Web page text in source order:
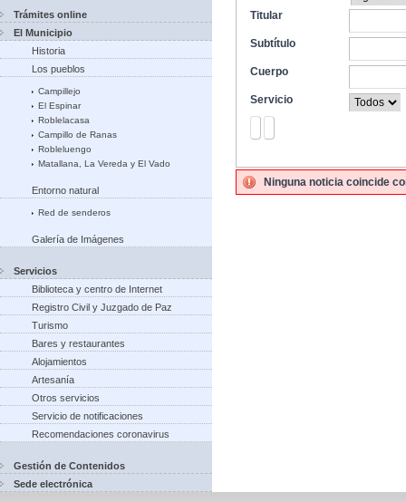
Trámites online
El Municipio
Historia
Los pueblos
Campillejo
El Espinar
Roblelacasa
Campillo de Ranas
Robleluengo
Matallana, La Vereda y El Vado
Entorno natural
Red de senderos
Galería de Imágenes
Servicios
Biblioteca y centro de Internet
Registro Civil y Juzgado de Paz
Turismo
Bares y restaurantes
Alojamientos
Artesanía
Otros servicios
Servicio de notificaciones
Recomendaciones coronavirus
Gestión de Contenidos
Sede electrónica
Titular
Subtítulo
Cuerpo
Servicio
Ninguna noticia coincide